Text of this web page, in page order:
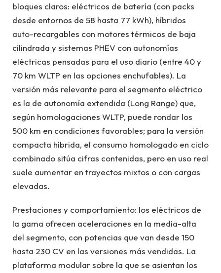
bloques claros: eléctricos de batería (con packs
desde entornos de 58 hasta 77 kWh), híbridos
auto-recargables con motores térmicos de baja
cilindrada y sistemas PHEV con autonomías
eléctricas pensadas para el uso diario (entre 40 y
70 km WLTP en las opciones enchufables). La
versión más relevante para el segmento eléctrico
es la de autonomía extendida (Long Range) que,
según homologaciones WLTP, puede rondar los
500 km en condiciones favorables; para la versión
compacta híbrida, el consumo homologado en ciclo
combinado sitúa cifras contenidas, pero en uso real
suele aumentar en trayectos mixtos o con cargas
elevadas.
Prestaciones y comportamiento: los eléctricos de
la gama ofrecen aceleraciones en la media-alta
del segmento, con potencias que van desde 150
hasta 230 CV en las versiones más vendidas. La
plataforma modular sobre la que se asientan los